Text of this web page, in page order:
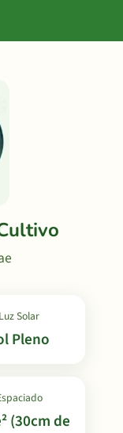
Luz Solar
Pleno
(30cm de